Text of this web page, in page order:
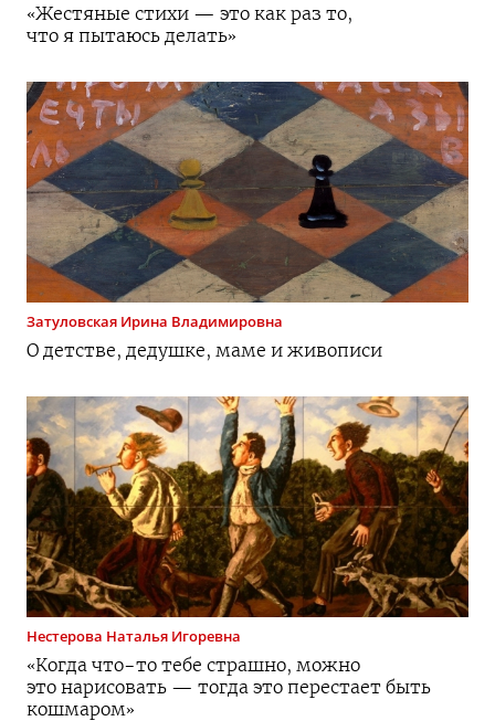
«Жестяные стихи — это как раз то,
что я пытаюсь делать»
Затуловская Ирина Владимировна
О детстве, дедушке, маме и живописи
Нестерова Наталья Игоревна
«Когда что-то тебе страшно, можно
это нарисовать — тогда это перестает быть
кошмаром»